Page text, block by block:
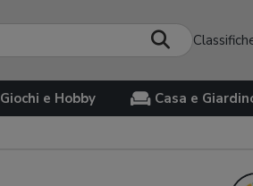
Giochi e Hobby Casa e